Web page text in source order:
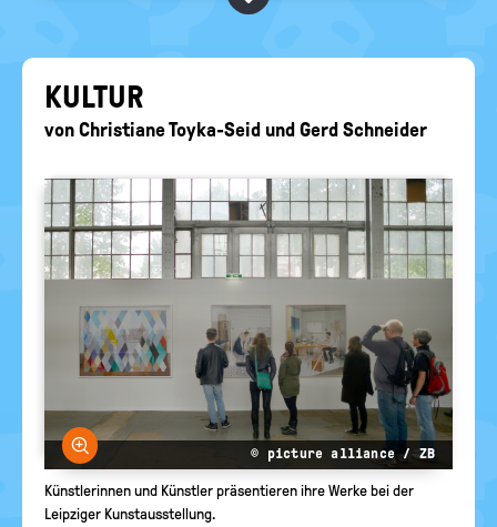
politische
EURE AKTUELLEN FRAGEN...
KUL­TUR
von Christiane Toyka-Seid und Gerd Schneider
Bild vergrößern
© picture alliance / ZB
Künstlerinnen und Künstler präsentieren ihre Werke bei der
Leipziger Kunstausstellung.